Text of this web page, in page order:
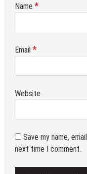
Name *
Email *
Website
Save my name,
next time I comment.